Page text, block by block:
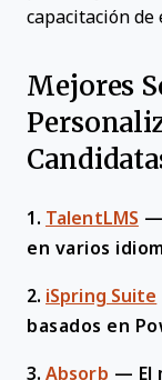
capacitación de
Mejores
1. TalentLMS —
en varios
2. iSpring Suite
basados en
3. Absorb —